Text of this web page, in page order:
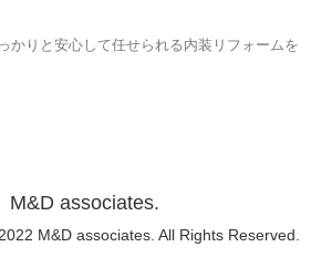
かりと安心して任せられる内装リフォームを
M&D associates.
M&D associates. All Rights Reserved.